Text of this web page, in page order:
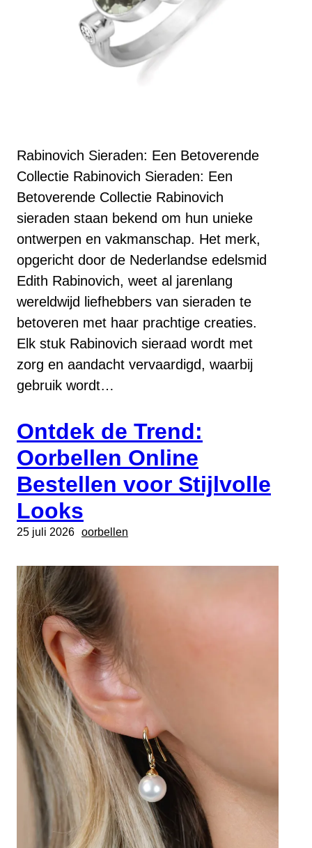
Rabinovich Sieraden: Een Betoverende
Collectie Rabinovich Sieraden: Een
Betoverende Collectie Rabinovich
sieraden staan bekend om hun unieke
ontwerpen en vakmanschap. Het merk,
opgericht door de Nederlandse edelsmid
Edith Rabinovich, weet al jarenlang
wereldwijd liefhebbers van sieraden te
betoveren met haar prachtige creaties.
Elk stuk Rabinovich sieraad wordt met
zorg en aandacht vervaardigd, waarbij
gebruik wordt…
Ontdek de Trend:
Oorbellen Online
Bestellen voor Stijlvolle
Looks
25 juli 2026 oorbellen